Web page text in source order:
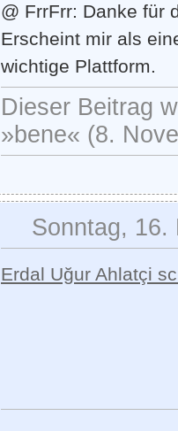
@ FrrFrr: Danke für
Erscheint mir als
wichtige Plattform.
Dieser Beitrag
»bene« (8.
Sonntag, 16.
Erdal Uğur Ahlatçi